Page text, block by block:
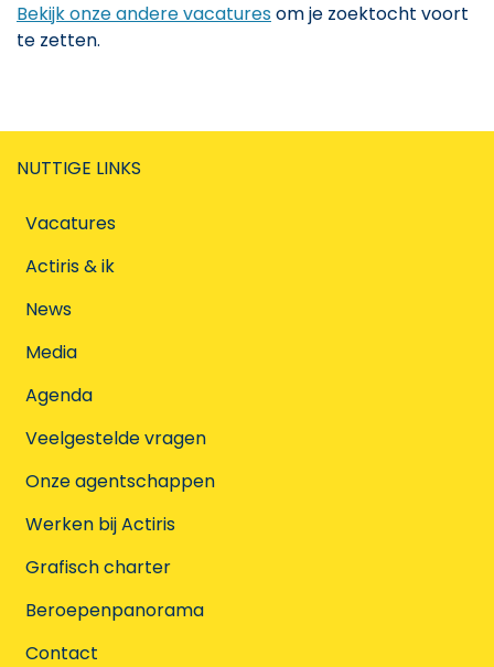
Bekijk onze andere vacaturesom je zoektocht voort
te zetten.
NUTTIGE LINKS
Vacatures
Actiris & ik
News
Media
Agenda
Veelgestelde vragen
Onze agentschappen
Werken bij Actiris
Grafisch charter
Beroepenpanorama
Contact